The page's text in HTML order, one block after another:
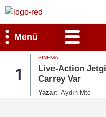
Menü
1
SINEMA
Live-Action
Carrey Var
Yazar: Aydın Mtc